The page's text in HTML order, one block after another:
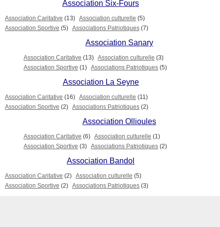
Association Six-Fours
Association Caritative (13) Association culturelle (5)
Association Sportive (5) Associations Patriotiques (7)
Association Sanary
Association Caritative (13) Association culturelle (3)
Association Sportive (1) Associations Patriotiques (5)
Association La Seyne
Association Caritative (16) Association culturelle (11)
Association Sportive (2) Associations Patriotiques (2)
Association Ollioules
Association Caritative (6) Association culturelle (1)
Association Sportive (3) Associations Patriotiques (2)
Association Bandol
Association Caritative (2) Association culturelle (5)
Association Sportive (2) Associations Patriotiques (3)